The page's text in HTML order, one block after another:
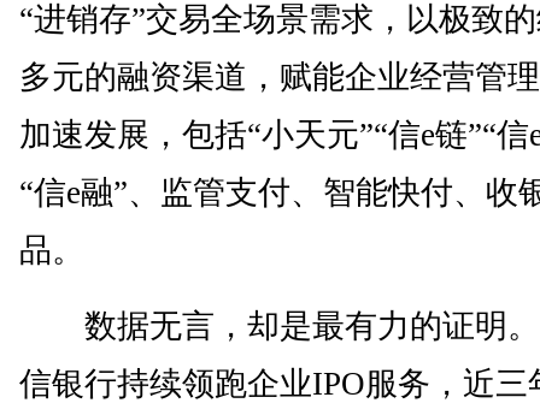
“进销存”交易全场景需求，以极致
多元的融资渠道，赋能企业经营管
加速发展，包括“小天元”“信e链”“信
“信e融”、监管支付、智能快付、收
品。
数据无言，却是最有力的证明。
信银行持续领跑企业IPO服务，近三